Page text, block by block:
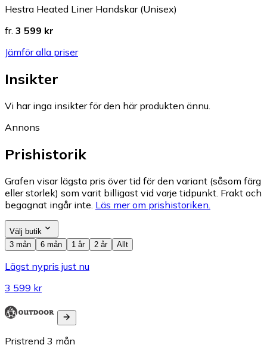
Hestra Heated Liner Handskar (Unisex)
fr. 3 599 kr
Jämför alla priser
Insikter
Vi har inga insikter för den här produkten ännu.
Annons
Prishistorik
Grafen visar lägsta pris över tid för den variant (såsom färg
eller storlek) som varit billigast vid varje tidpunkt. Frakt och
begagnat ingår inte. Läs mer om prishistoriken.
Välj butik
3 mån
6 mån 1 år 2 år Allt
Lägst nypris just nu
3 599 kr
Pristrend 3 mån